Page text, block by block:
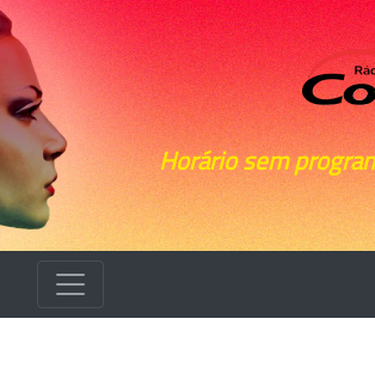
Horário sem